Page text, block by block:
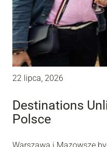
22 lipca, 2026
Destinations
Polsce